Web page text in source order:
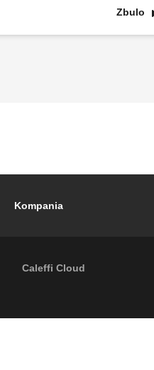
Zbulo
Kompania
Caleffi Cloud